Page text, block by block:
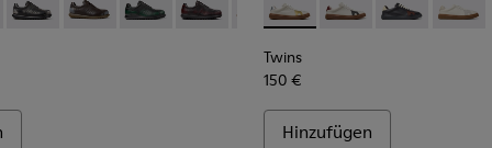
Leder für Herren.
317 - Schwarze Schuhe aus pflanzlich gegerbtem Leder für
- 16002-358
Pelotas - 16002-357
Pelotas - 16002-349
Pelotas - 16002-343
Pelotas - 16002-337
Pelotas - 16002-335
Pelotas - 16002-334
Pelotas - 16002-333
Pelotas -
Twins - K101107-004 -
Twins - K101107-006
Twins - Twins -
Twins
150 €
Hinzufügen